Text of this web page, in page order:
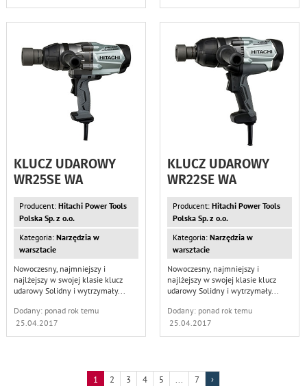
KLUCZ UDAROWY
WR25SE WA
Producent: Hitachi Power Tools
Polska Sp. z o.o.
Kategoria: Narzędzia w
warsztacie
Nowoczesny, najmniejszy i
najlżejszy w swojej klasie klucz
udarowy Solidny i wytrzymały...
Dodany: ponad rok temu
25.04.2017
KLUCZ UDAROWY
WR22SE WA
Producent: Hitachi Power Tools
Polska Sp. z o.o.
Kategoria: Narzędzia w
warsztacie
Nowoczesny, najmniejszy i
najlżejszy w swojej klasie klucz
udarowy Solidny i wytrzymały...
Dodany: ponad rok temu
25.04.2017
1 2 3 4 5 ... 7 ›